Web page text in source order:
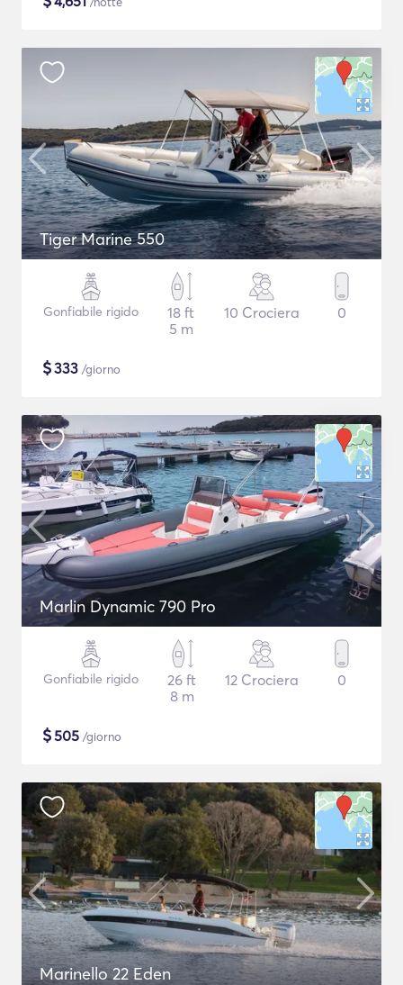
Tiger Marine 550
Gonfiabile rigido
18 ft
5 m
10 Crociera 0
$333 /giorno
Marlin Dynamic 790 Pro
Gonfiabile rigido
26 ft
8 m
12 Crociera 0
$505 /giorno
Marinello 22 Eden